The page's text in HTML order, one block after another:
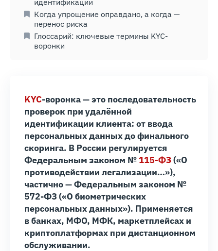
Когда упрощение оправдано, а когда —
перенос риска
Глоссарий: ключевые термины KYC-
воронки
KYC-воронка — это последовательность
проверок при удалённой
идентификации клиента: от ввода
персональных данных до финального
скоринга. В России регулируется
Федеральным законом № 115-ФЗ(«О
противодействии легализации…»),
частично — Федеральным законом №
572-ФЗ («О биометрических
персональных данных»). Применяется
в банках, МФО, МФК, маркетплейсах и
криптоплатформах при дистанционном
обслуживании.